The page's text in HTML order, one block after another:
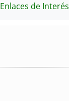
Enlaces de Interés